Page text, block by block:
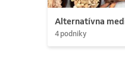
4 podniky